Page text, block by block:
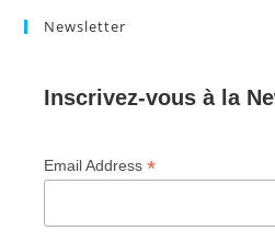
Newsletter
Inscrivez-vous à la
Email Address*